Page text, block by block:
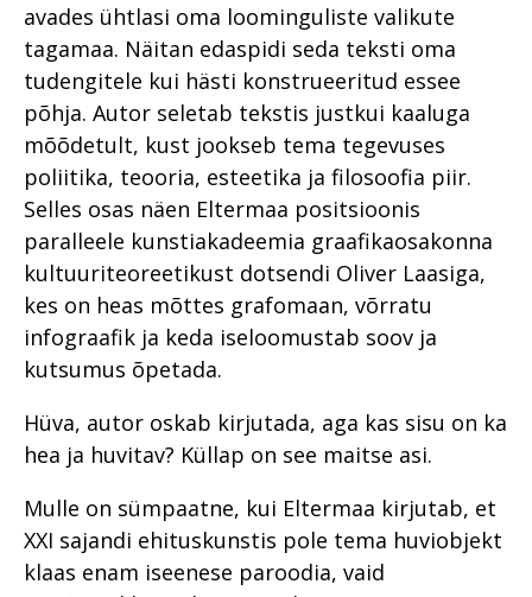
avades ühtlasi oma loominguliste valikute
tagamaa. Näitan edaspidi seda teksti oma
tudengitele kui hästi konstrueeritud essee
põhja. Autor seletab tekstis justkui kaaluga
mõõdetult, kust jookseb tema tegevuses
poliitika, teooria, esteetika ja filosoofia piir.
Selles osas näen Eltermaa positsioonis
paralleele kunstiakadeemia graafikaosakonna
kultuuriteoreetikust dotsendi Oliver Laasiga,
kes on heas mõttes grafomaan, võrratu
infograafik ja keda iseloomustab soov ja
kutsumus õpetada.
Hüva, autor oskab kirjutada, aga kas sisu on ka
hea ja huvitav? Küllap on see maitse asi.
Mulle on sümpaatne, kui Eltermaa kirjutab, et
XXI sajandi ehituskunstis pole tema huviobjekt
klaas enam iseenese paroodia, vaid